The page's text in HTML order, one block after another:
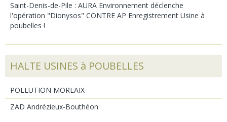
Saint-Denis-de-Pile : AURA Environnement déclenche
l'opération "Dionysos" CONTRE AP Enregistrement Usine à
poubelles !
HALTE USINES à POUBELLES
POLLUTION MORLAIX
ZAD Andrézieux-Bouthéon